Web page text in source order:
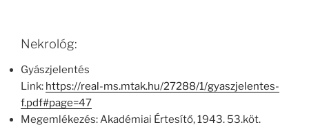
Nekrológ:
Gyászjelentés
Link: https://real-ms.mtak.hu/27288/1/gyaszjelentes-
f.pdf#page=47
Megemlékezés: Akadémiai Értesítő, 1943. 53.köt.